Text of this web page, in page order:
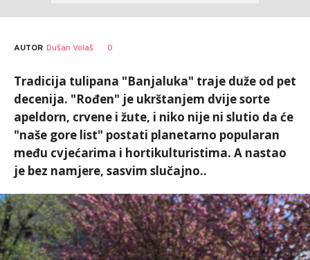
AUTOR Dušan Volaš 0
Tradicija tulipana "Banjaluka" traje duže od pet
decenija. "Rođen" je ukrštanjem dvije sorte
apeldorn, crvene i žute, i niko nije ni slutio da će
"naše gore list" postati planetarno popularan
među cvjećarima i hortikulturistima. A nastao
je bez namjere, sasvim slučajno..